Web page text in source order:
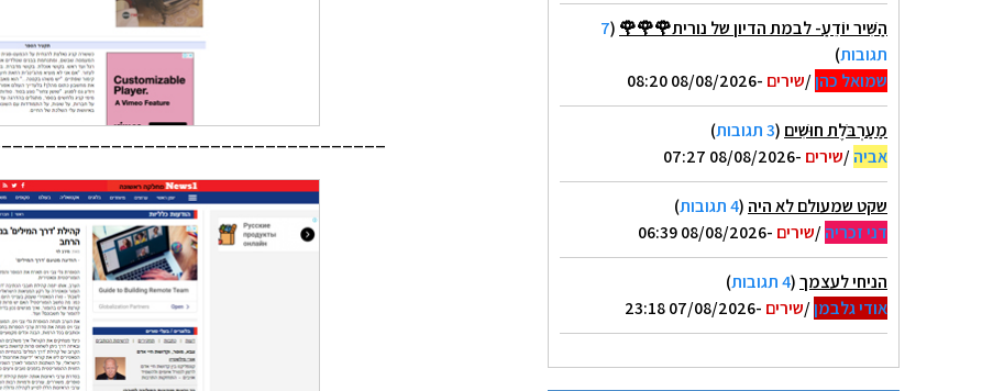
הַשִּׁיר יוֹדֵעַ- לבמת הדיון של נורית🌹🌹🌹 (
7
תגובות)
שמואל כהן/שירים -08/08/2026 08:20
מַעַרְבֹּלֶת חוּשִׁים (3 תגובות
)
אביה/שירים -08/08/2026 07:27
שקט שמעולם לא היה (4 תגובות
)
דני זכריה/שירים -08/08/2026 06:39
הניחי לעצמך(4 תגובות
)
אודי גלבמן/שירים -07/08/2026 23:18